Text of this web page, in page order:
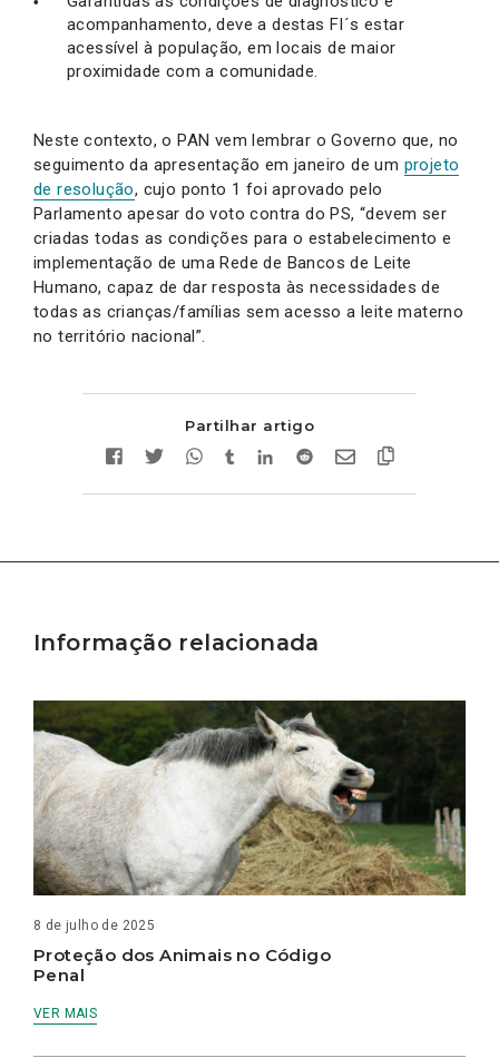
acompanhamento, deve a destas FI´s estar
acessível à população, em locais de maior
proximidade com a comunidade.
Neste contexto, o PAN vem lembrar o Governo que, no
seguimento da apresentação em janeiro de um projeto
de resolução, cujo ponto 1 foi aprovado pelo
Parlamento apesar do voto contra do PS, “devem ser
criadas todas as condições para o estabelecimento e
implementação de uma Rede de Bancos de Leite
Humano, capaz de dar resposta às necessidades de
todas as crianças/famílias sem acesso a leite materno
no território nacional”.
Partilhar artigo
Informação relacionada
8 de julho de 2025
Proteção dos Animais no Código
Penal
VER MAIS